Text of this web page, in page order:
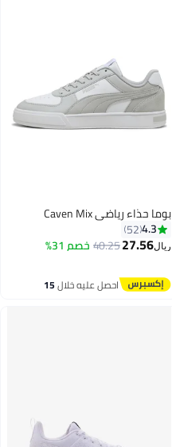
بوما حذاء رياضي Caven Mix
4.3
52
ريال27.56
40.25خصم 31%
احصل عليه خلال15